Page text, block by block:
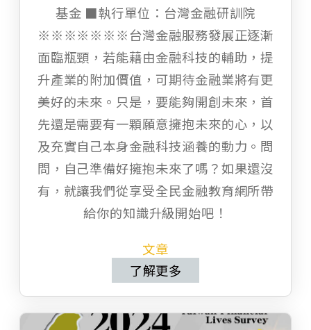
基金 ■執行單位：台灣金融研訓院
※※※※※※※台灣金融服務發展正逐漸
面臨瓶頸，若能藉由金融科技的輔助，提
升產業的附加價值，可期待金融業將有更
美好的未來。只是，要能夠開創未來，首
先還是需要有一顆願意擁抱未來的心，以
及充實自己本身金融科技涵養的動力。問
問，自己準備好擁抱未來了嗎？如果還沒
有，就讓我們從享受全民金融教育網所帶
給你的知識升級開始吧！
文章
了解更多